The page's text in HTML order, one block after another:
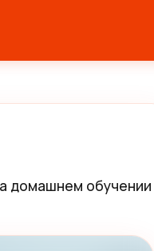
домашнем обучении